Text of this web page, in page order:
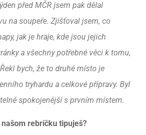
před MČR jsem pak dělal
na soupeře. Zjišťoval jsem, co
jak je hraje, kde jsou jejich
a všechny potřebné věci k tomu,
bych, že to druhé místo je
tryhardu a celkové přípravy. Byl
spokojenější s prvním místem.
rebríčku tipuješ?